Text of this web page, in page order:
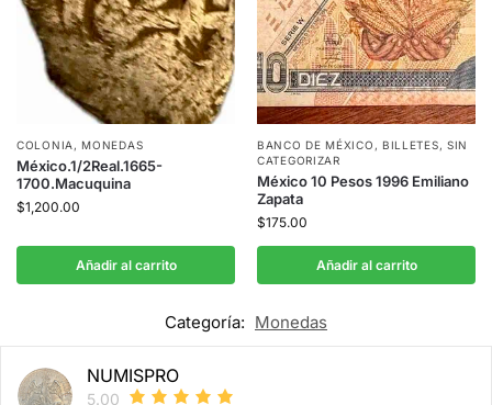
COLONIA ,MONEDAS
México.1/2Real.1665-
1700.Macuquina
$1,200.00
Añadir al carrito
BANCO DE MÉXICO , BILLETES, SIN
CATEGORIZAR
México 10 Pesos 1996 Emiliano
Zapata
$175.00
Añadir al carrito
Categoría: Monedas
NUMISPRO
5.00